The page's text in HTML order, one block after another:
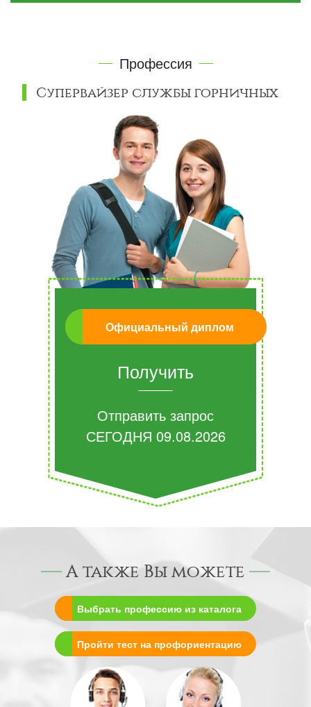
Профессия
Супервайзер службы горничных
Официальный диплом
Получить
Отправить запрос
СЕГОДНЯ 09.08.2026
А также Вы можете
Выбрать профессию из каталога
Пройти тест на профориентацию